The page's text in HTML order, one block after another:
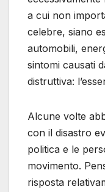
a cui non
celebre, siano
automobili,
sintomi causati
distruttiva:
Alcune volte
con il disastro
politica e le
movimento.
risposta